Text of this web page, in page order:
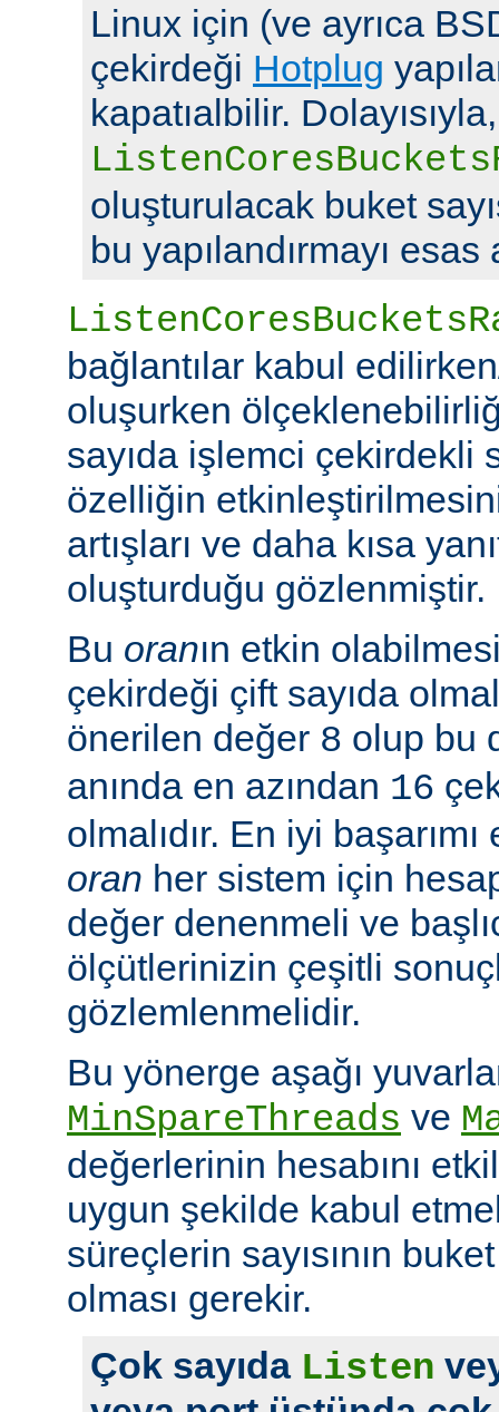
Linux için (ve ayrıca
çekirdeği Hotplug
kapatıalbilir. Dolayısıyla,
oluşturulacak buket
bu yapılandırmayı esas
bağlantılar kabul
oluşurken
sayıda işlemci çekirdekli
özelliğin
artışları ve daha kısa
oluşturduğu gözlenmiştir.
Bu oranın etkin
çekirdeği çift sayıda
önerilen değer 8 olup bu
anında en azından 16
olmalıdır. En iyi
oran her sistem için
değer denenmeli ve
ölçütlerinizin çeşitli
gözlemlenmelidir.
Bu yönerge aşağı
MinSpareThreads ve
değerlerinin hesabını
uygun şekilde kabul
süreçlerin sayısının buket
olması gerekir.
Çok sayıda Listen